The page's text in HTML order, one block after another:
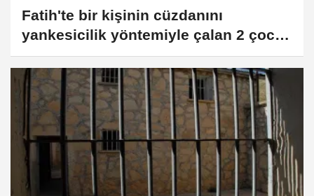
Fatih'te bir kişinin cüzdanını
yankesicilik yöntemiyle çalan 2 çocuk
şüpheli tutuklandı